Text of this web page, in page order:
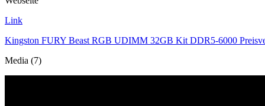
Link
Kingston FURY Beast RGB UDIMM 32GB Kit DDR5-6000
Media (7)